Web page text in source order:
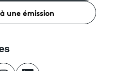
une émission